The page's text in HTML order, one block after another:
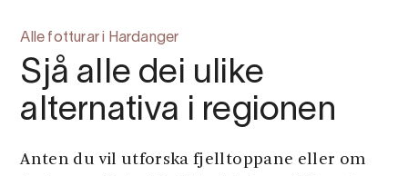
Alle fotturar i Hardanger
Sjå alle dei ulike
alternativa i regionen
Anten du vil utforska fjelltoppane eller om